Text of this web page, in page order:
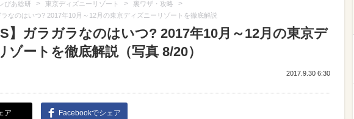
ぴあ総研 > 東京ディズニーリゾート > 裏ワザ・攻略 >
ラなのはいつ? 2017年10月～12月の東京ディズニーリゾートを徹底解説
】ガラガラなのはいつ? 2017年10月～12月の東京デ
ゾートを徹底解説（写真 8/20）
2017.9.30 6:30
ア Facebookでシェア